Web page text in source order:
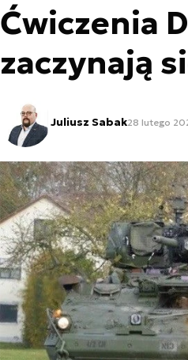
Ćwiczenia
zaczynają
Juliusz Sabak28 lutego